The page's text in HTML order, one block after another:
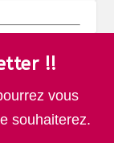
!!
vous
souhaiterez.